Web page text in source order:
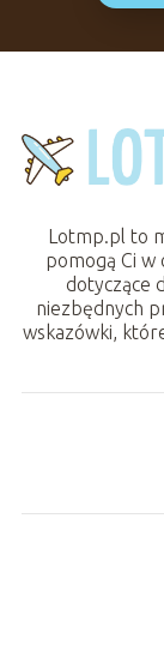
Lotmp.pl to
pomogą Ci w
dotyczące
niezbędnych
wskazówki,